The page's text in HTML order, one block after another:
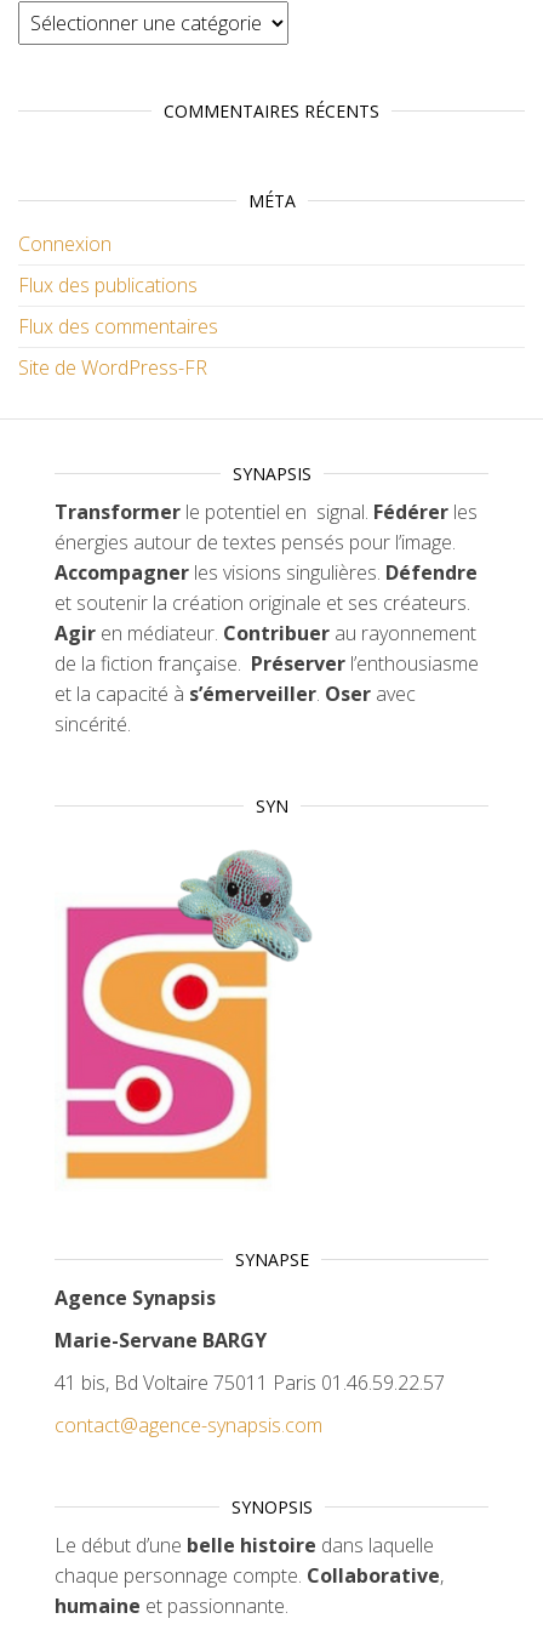
Catégories
COMMENTAIRES RÉCENTS
MÉTA
Connexion
Flux des publications
Flux des commentaires
Site de WordPress-FR
SYNAPSIS
Transformer le potentiel en signal. Fédérer les
énergies autour de textes pensés pour l’image.
Accompagner les visions singulières. Défendre
et soutenir la création originale et ses créateurs.
Agir en médiateur. Contribuer au rayonnement
de la fiction française. Préserver l’enthousiasme
et la capacité à s’émerveiller. Oser avec
sincérité.
SYN
SYNAPSE
Agence Synapsis
Marie-Servane BARGY
41 bis, Bd Voltaire 75011 Paris 01.46.59.22.57
contact@agence-synapsis.com
SYNOPSIS
Le début d’une belle histoire dans laquelle
chaque personnage compte. Collaborative,
humaine et passionnante.